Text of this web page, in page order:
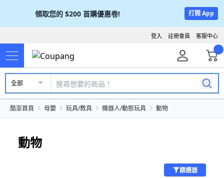
領取您的 $200 首購優惠卷! 打開 App
客服中心
註冊會員
登入
全部
酷澎首頁 母嬰 玩具/教具 機器人/動態玩具 動物
動物
篩選器